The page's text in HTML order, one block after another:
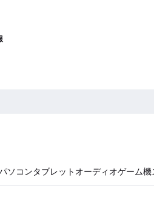
ソコンタブレット オーディオゲーム機